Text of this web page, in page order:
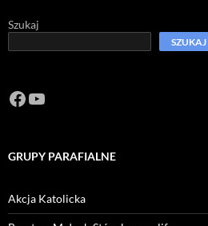
Szukaj
SZUKAJ
Facebook
https://
GRUPY PARAFIALNE
Akcja Katolicka